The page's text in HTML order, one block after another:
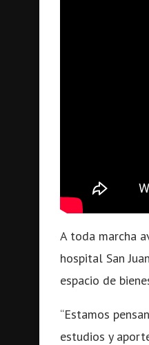
A toda marcha
hospital San
espacio de
“Estamos
estudios y